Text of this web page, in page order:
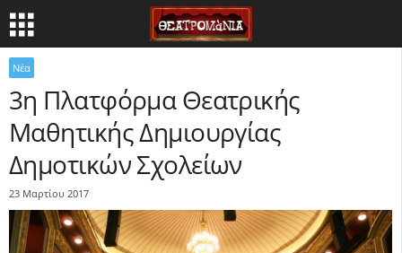
Νέα
3η Πλατφόρμα Θεατρικής
Μαθητικής Δημιουργίας
Δημοτικών Σχολείων
23 Μαρτίου 2017